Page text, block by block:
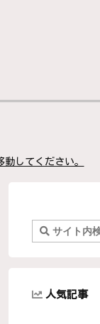
動してください。
人気記事